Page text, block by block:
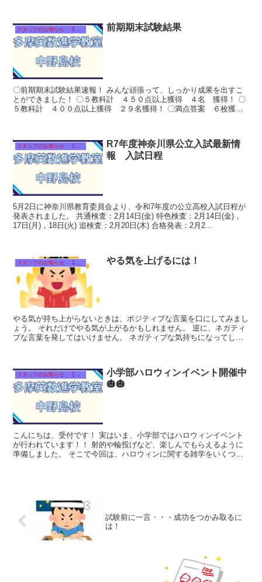
前期期末試験結果
〇前期期末試験結果速報！ みんな頑張って、しっかり成果を出すこ
とができました！ 〇５教科計 ４５０点以上獲得 ４名 獲得！ 〇
５教科計 ４００点以上獲得 ２９名獲得！ 〇満点答案 ６枚獲
スタッフのお知らせ 【それぞれのタイトルをクリック！】
R7年度神奈川県公立入試最新情
報 入試日程
5月2日に神奈川県教育委員会より、令和7年度の公立高校入試日程が
発表されました。 共通検査：2月14日(金) 特色検査：2月14日(金)，
17日(月)，18日(火) 追検査：2月20日(木) 合格発表：2月2...
スタッフのお知らせ 【それぞれのタイトルをクリック！】 やる気を上げるには！
やる気が持ち上がらないときは、ポジティブな言葉を口にしてみまし
ょう。 それだけでやる気が上がるかもしれません。 逆に、ネガティ
ブな言葉を発してはいけません。 ネガティブな気持ちになってしま
小学部ハロウィンイベント開催中
🎃🎃
こんにちは、受付です！ 実はいま、小学部ではハロウィンイベント
が行われています！！ 射的や輪投げなど、楽しんでもらえるように
準備しました。 そこで今回は、ハロウィンに関する雑学をいくつか
試験前に一言・・・成功をつかみ取るに
は！